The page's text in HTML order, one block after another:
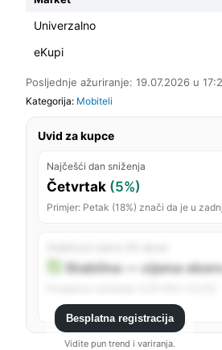
Univerzalno
eKupi
Posljednje ažuriranje: 19.07.2026 u
Kategorija: Mobiteli
Uvid za kupce
Najčešći dan sniženja
Četvrtak (5%)
Primjer: Petak (18%) znači da je u
Stabilna — cijena
Besplatna registracija
Vidite pun trend i variranja.